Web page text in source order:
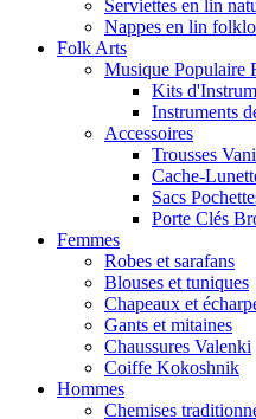
Serviettes en lin
Nappes en lin
Folk Arts
Musique Populaire
Kits
Instruments
Accessoires
Trousses
Cache-
Sacs
Porte Clés
Femmes
Robes et sarafans
Blouses et tuniques
Chapeaux et
Gants et mitaines
Chaussures Valenki
Coiffe Kokoshnik
Hommes
Chemises